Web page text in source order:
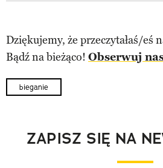
Dziękujemy, że przeczytałaś/eś
Bądź na bieżąco! Obserwuj
bieganie
ZAPISZ SIĘ NA